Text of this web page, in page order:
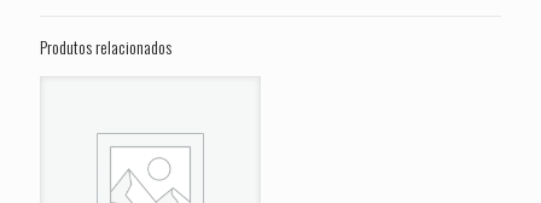
2009”
obrigatórios são marcados com
Sua avaliação
Produtos relacionados